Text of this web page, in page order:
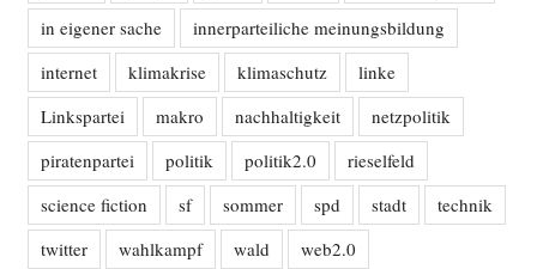
in eigener sache
innerparteiliche meinungsbildung
internet
klimakrise klimaschutz
linke
Linkspartei
makro nachhaltigkeit
netzpolitik
piratenpartei
politik politik2.0
rieselfeld
science fiction
sf sommer spd stadt
technik
twitter
wahlkampf wald
web2.0